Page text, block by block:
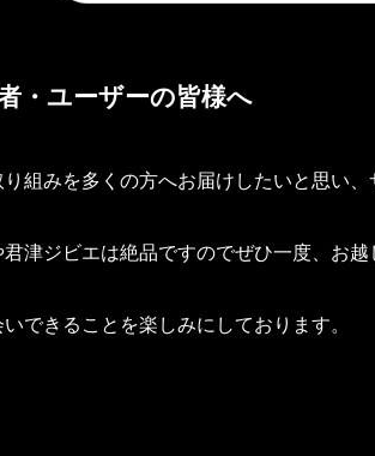
・ユーザーの皆様へ
組みを多くの方へお届けしたいと思い、
津ジビエは絶品ですのでぜひ一度、お
できることを楽しみにしております。